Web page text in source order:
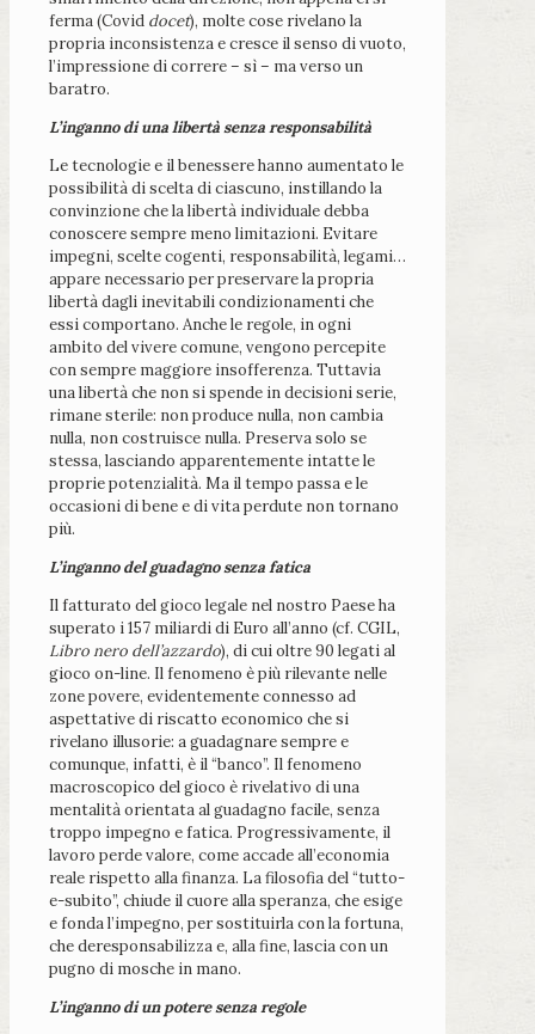
ferma (Covid docet), molte cose rivelano la
propria inconsistenza e cresce il senso di vuoto,
l’impressione di correre – sì – ma verso un
baratro.
L’inganno di una libertà senza responsabilità
Le tecnologie e il benessere hanno aumentato le
possibilità di scelta di ciascuno, instillando la
convinzione che la libertà individuale debba
conoscere sempre meno limitazioni. Evitare
impegni, scelte cogenti, responsabilità, legami…
appare necessario per preservare la propria
libertà dagli inevitabili condizionamenti che
essi comportano. Anche le regole, in ogni
ambito del vivere comune, vengono percepite
con sempre maggiore insofferenza. Tuttavia
una libertà che non si spende in decisioni serie,
rimane sterile: non produce nulla, non cambia
nulla, non costruisce nulla. Preserva solo se
stessa, lasciando apparentemente intatte le
proprie potenzialità. Ma il tempo passa e le
occasioni di bene e di vita perdute non tornano
più.
L’inganno del guadagno senza fatica
Il fatturato del gioco legale nel nostro Paese ha
superato i 157 miliardi di Euro all’anno (cf. CGIL,
Libro nero dell’azzardo), di cui oltre 90 legati al
gioco on-line. Il fenomeno è più rilevante nelle
zone povere, evidentemente connesso ad
aspettative di riscatto economico che si
rivelano illusorie: a guadagnare sempre e
comunque, infatti, è il “banco”. Il fenomeno
macroscopico del gioco è rivelativo di una
mentalità orientata al guadagno facile, senza
troppo impegno e fatica. Progressivamente, il
lavoro perde valore, come accade all’economia
reale rispetto alla finanza. La filosofia del “tutto-
e-subito”, chiude il cuore alla speranza, che esige
e fonda l’impegno, per sostituirla con la fortuna,
che deresponsabilizza e, alla fine, lascia con un
pugno di mosche in mano.
L’inganno di un potere senza regole